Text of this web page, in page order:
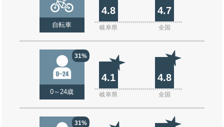
自転車
4.8 4.7
岐阜県 全国
31%
0～24歳
4.1 4.8
岐阜県 全国
31%